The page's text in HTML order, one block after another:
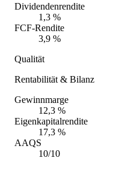
Dividendenrendite
1,3 %
FCF-Rendite
3,9 %
Qualität
Rentabilität & Bilanz
Gewinnmarge
12,3 %
Eigenkapitalrendite
17,3 %
AAQS
10/10